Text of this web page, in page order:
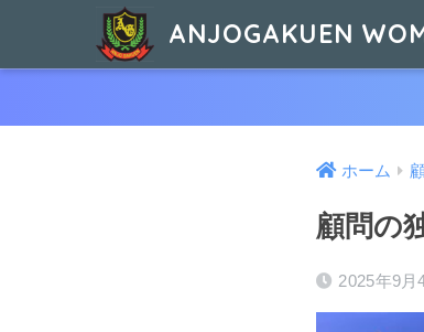
ANJOGAKUEN
ホーム
顧問の
2025年9月